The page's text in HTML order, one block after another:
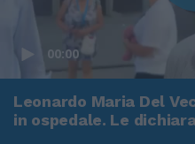
00:00
Leonardo Maria Del
in ospedale. Le